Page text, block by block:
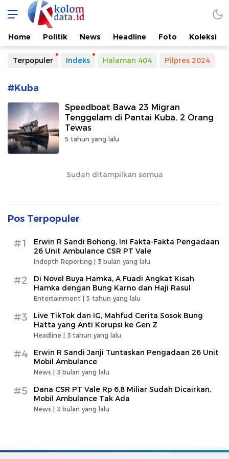
Kolomdata.id
Home Politik News Headline Foto Koleksi
Terpopuler Indeks Halaman 404 Pilpres 2024
#Kuba
Speedboat Bawa 23 Migran
Tenggelam di Pantai Kuba, 2 Orang
Tewas
5 tahun yang lalu
Sudah ditampilkan semua
Pos Terpopuler
#1
Erwin R Sandi Bohong, Ini Fakta-Fakta Pengadaan
26 Unit Ambulance CSR PT Vale
Indepth Reporting | 3 bulan yang lalu
#2
Di Novel Buya Hamka, A Fuadi Angkat Kisah
Hamka dengan Bung Karno dan Haji Rasul
Entertainment | 5 tahun yang lalu
#3
Live TikTok dan IG, Mahfud Cerita Sosok Bung
Hatta yang Anti Korupsi ke Gen Z
Headline | 3 tahun yang lalu
#4
Erwin R Sandi Janji Tuntaskan Pengadaan 26 Unit
Mobil Ambulance
News | 3 bulan yang lalu
#5
Dana CSR PT Vale Rp 6,8 Miliar Sudah Dicairkan,
Mobil Ambulance Tak Ada
News | 3 bulan yang lalu